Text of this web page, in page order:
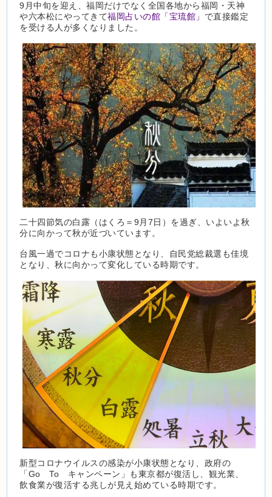
9月中旬を迎え、福岡だけでなく全国各地から福岡・天神
や六本松にやってきて福岡占いの館「宝琉館」 で直接鑑定
を受ける人が多くなりました。
二十四節気の白露（はくろ＝9月7日）を過ぎ、いよいよ秋
分に向かって秋が近づいています。
台風一過でコロナも小康状態となり、自民党総裁選も佳境
となり、秋に向かって変化している時期です。
新型コロナウイルスの感染が小康状態となり、政府の
「Go To キャンペーン」も東京都が復活し、観光業、
飲食業が復活する兆しが見え始めている時期です。